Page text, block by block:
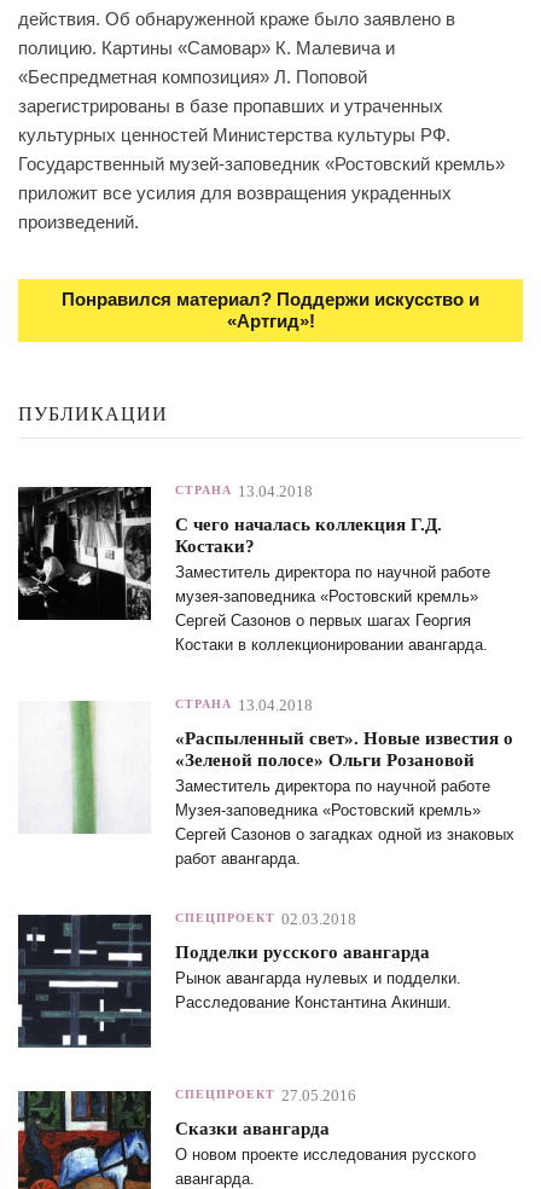
действия. Об обнаруженной краже было заявлено в
полицию. Картины «Самовар» К. Малевича и
«Беспредметная композиция» Л. Поповой
зарегистрированы в базе пропавших и утраченных
культурных ценностей Министерства культуры РФ.
Государственный музей-заповедник «Ростовский кремль»
приложит все усилия для возвращения украденных
произведений.
Понравился материал? Поддержи искусство и
«Артгид»!
ПУБЛИКАЦИИ
СТРАНА 13.04.2018
С чего началась коллекция Г.Д.
Костаки?
Заместитель директора по научной работе
музея-заповедника «Ростовский кремль»
Сергей Сазонов о первых шагах Георгия
Костаки в коллекционировании авангарда.
СТРАНА 13.04.2018
«Распыленный свет». Новые известия о
«Зеленой полосе» Ольги Розановой
Заместитель директора по научной работе
Музея-заповедника «Ростовский кремль»
Сергей Сазонов о загадках одной из знаковых
работ авангарда.
СПЕЦПРОЕКТ 02.03.2018
Подделки русского авангарда
Рынок авангарда нулевых и подделки.
Расследование Константина Акинши.
СПЕЦПРОЕКТ 27.05.2016
Сказки авангарда
О новом проекте исследования русского
авангарда.